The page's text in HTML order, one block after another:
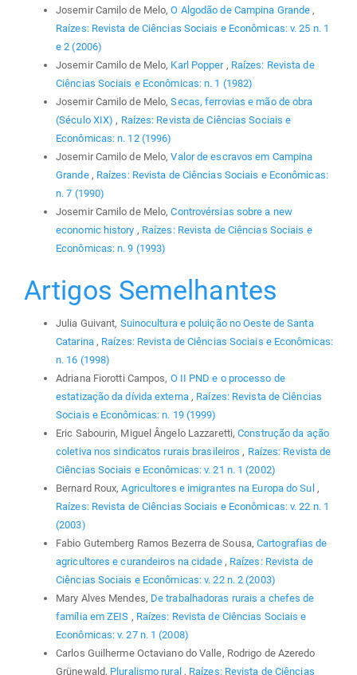
Josemir Camilo de Melo,O Algodão de Campina Grande ,
Raízes: Revista de Ciências Sociais e Econômicas: v. 25 n. 1
e 2 (2006)
Josemir Camilo de Melo, Karl Popper , Raízes: Revista de
Ciências Sociais e Econômicas: n. 1 (1982)
Josemir Camilo de Melo,Secas, ferrovias e mão de obra
(Século XIX) , Raízes: Revista de Ciências Sociais e
Econômicas: n. 12 (1996)
Josemir Camilo de Melo,Valor de escravos em Campina
Grande , Raízes: Revista de Ciências Sociais e Econômicas:
n. 7 (1990)
Josemir Camilo de Melo,Controvérsias sobre a new
economic history , Raízes: Revista de Ciências Sociais e
Econômicas: n. 9 (1993)
Artigos Semelhantes
Julia Guivant, Suinocultura e poluição no Oeste de Santa
Catarina , Raízes: Revista de Ciências Sociais e Econômicas:
n. 16 (1998)
Adriana Fiorotti Campos, O II PND e o processo de
estatização da dívida externa, Raízes: Revista de Ciências
Sociais e Econômicas: n. 19 (1999)
Eric Sabourin, Miguel Ângelo Lazzaretti,Construção da ação
coletiva nos sindicatos rurais brasileiros, Raízes: Revista de
Ciências Sociais e Econômicas: v. 21 n. 1 (2002)
Bernard Roux,Agricultores e imigrantes na Europa do Sul ,
Raízes: Revista de Ciências Sociais e Econômicas: v. 22 n. 1
(2003)
Fabio Gutemberg Ramos Bezerra de Sousa,Cartografias de
agricultores e curandeiros na cidade , Raízes: Revista de
Ciências Sociais e Econômicas: v. 22 n. 2 (2003)
Mary Alves Mendes, De trabalhadoras rurais a chefes de
família em ZEIS , Raízes: Revista de Ciências Sociais e
Econômicas: v. 27 n. 1 (2008)
Carlos Guilherme Octaviano do Valle, Rodrigo de Azeredo
Grünewald, Pluralismo rural , Raízes: Revista de Ciências